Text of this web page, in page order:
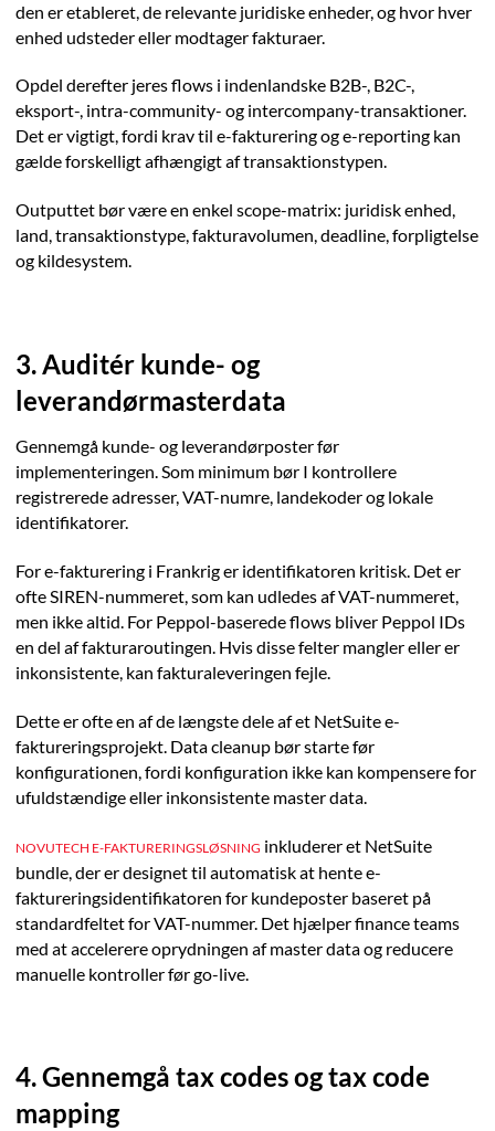
den er etableret, de relevante juridiske enheder, og hvor hver
enhed udsteder eller modtager fakturaer.
Opdel derefter jeres flows i indenlandske B2B-, B2C-,
eksport-, intra-community- og intercompany-transaktioner.
Det er vigtigt, fordi krav til e-fakturering og e-reporting kan
gælde forskelligt afhængigt af transaktionstypen.
Outputtet bør være en enkel scope-matrix: juridisk enhed,
land, transaktionstype, fakturavolumen, deadline, forpligtelse
og kildesystem.
3. Auditér kunde- og
leverandørmasterdata
Gennemgå kunde- og leverandørposter før
implementeringen. Som minimum bør I kontrollere
registrerede adresser, VAT-numre, landekoder og lokale
identifikatorer.
For e-fakturering i Frankrig er identifikatoren kritisk. Det er
ofte SIREN-nummeret, som kan udledes af VAT-nummeret,
men ikke altid. For Peppol-baserede flows bliver Peppol IDs
en del af fakturaroutingen. Hvis disse felter mangler eller er
inkonsistente, kan fakturaleveringen fejle.
Dette er ofte en af de længste dele af et NetSuite e-
faktureringsprojekt. Data cleanup bør starte før
konfigurationen, fordi konfiguration ikke kan kompensere for
ufuldstændige eller inkonsistente master data.
NOVUTECH E-FAKTURERINGSLØSNING inkluderer et NetSuite
bundle, der er designet til automatisk at hente e-
faktureringsidentifikatoren for kundeposter baseret på
standardfeltet for VAT-nummer. Det hjælper finance teams
med at accelerere oprydningen af master data og reducere
manuelle kontroller før go-live.
4. Gennemgå tax codes og tax code
mapping